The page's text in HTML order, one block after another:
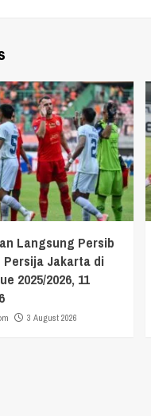
Langsung Persib
Persija Jakarta di
2025/2026, 11
3 August 2026